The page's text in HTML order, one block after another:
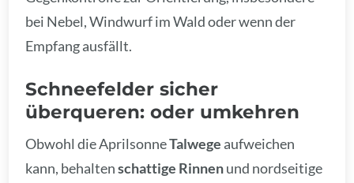
bei Nebel, Windwurf im Wald oder wenn der
Empfang ausfällt.
Schneefelder sicher
überqueren: oder umkehren
Obwohl die AprilsonneTalwege aufweichen
kann, behaltenschattige Rinnenund nordseitige